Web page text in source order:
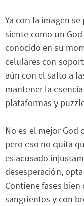
Ya con la imagen
siente como un
conocido en su
celulares con
aún con el salto a
mantener la
plataformas y
No es el mejor God
pero eso no quita
es acusado
desesperación,
Contiene fases
sangrientos y con